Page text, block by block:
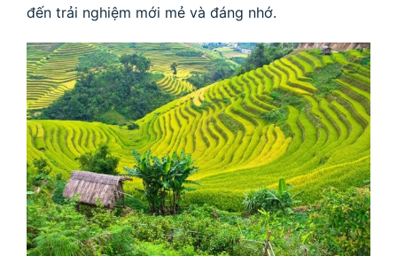
đến trải nghiệm mới mẻ và đáng nhớ.